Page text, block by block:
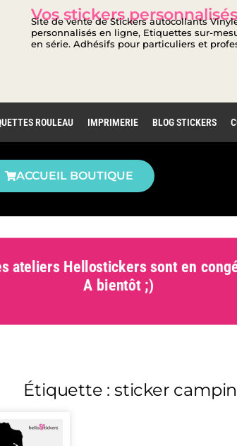
Vos stickers
Site de vente de Stickers autocollants
personnalisés en ligne, Etiquettes sur-
en série. Adhésifs pour particuliers et
ROULEAU IMPRIMERIE BLOG STICKERS
ACCUEIL BOUTIQUE
ateliers Hellostickers sont en
A bientôt ;)
Étiquette : sticker